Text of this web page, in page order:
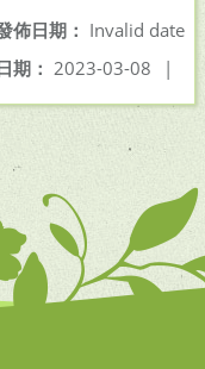
佈日期： Invalid date
期： 2023-03-08 |